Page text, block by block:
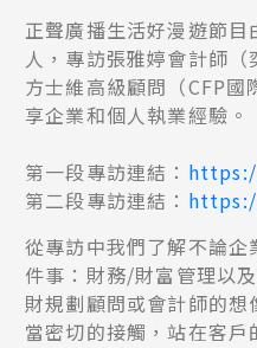
正聲廣播生活好漫遊節
人，專訪張雅婷會計師（
方士維高級顧問（CFP
享企業和個人執業經驗。
第一段專訪連結：
第二段專訪連結：
從專訪中我們了解不論
件事：財務/財富管理以
財規劃顧問或會計師的
當密切的接觸，站在客戶